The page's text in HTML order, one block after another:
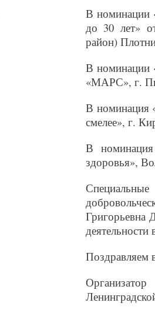
В номинации
до 30 лет»
район)
В номинации
«МАРС», г.
В номинация
смелее», г.
В
здоровья»,
Григорьевна
деятельности
Поздравляем